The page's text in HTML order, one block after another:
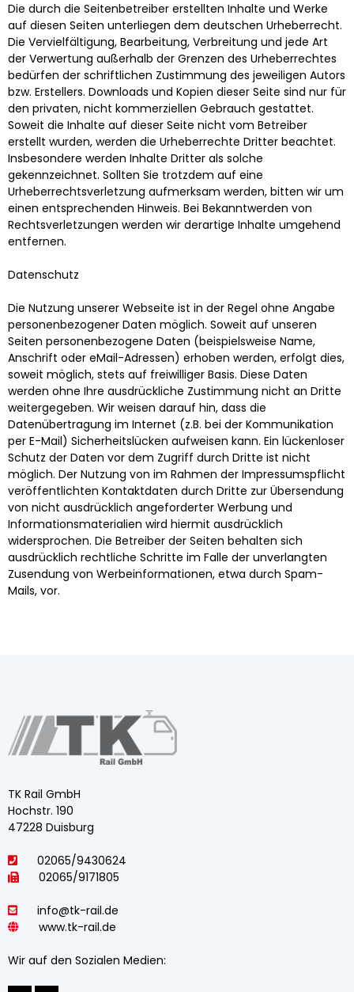
Die durch die Seitenbetreiber erstellten Inhalte und Werke
auf diesen Seiten unterliegen dem deutschen Urheberrecht.
Die Vervielfältigung, Bearbeitung, Verbreitung und jede Art
der Verwertung außerhalb der Grenzen des Urheberrechtes
bedürfen der schriftlichen Zustimmung des jeweiligen Autors
bzw. Erstellers. Downloads und Kopien dieser Seite sind nur für
den privaten, nicht kommerziellen Gebrauch gestattet.
Soweit die Inhalte auf dieser Seite nicht vom Betreiber
erstellt wurden, werden die Urheberrechte Dritter beachtet.
Insbesondere werden Inhalte Dritter als solche
gekennzeichnet. Sollten Sie trotzdem auf eine
Urheberrechtsverletzung aufmerksam werden, bitten wir um
einen entsprechenden Hinweis. Bei Bekanntwerden von
Rechtsverletzungen werden wir derartige Inhalte umgehend
entfernen.
Datenschutz
Die Nutzung unserer Webseite ist in der Regel ohne Angabe
personenbezogener Daten möglich. Soweit auf unseren
Seiten personenbezogene Daten (beispielsweise Name,
Anschrift oder eMail-Adressen) erhoben werden, erfolgt dies,
soweit möglich, stets auf freiwilliger Basis. Diese Daten
werden ohne Ihre ausdrückliche Zustimmung nicht an Dritte
weitergegeben. Wir weisen darauf hin, dass die
Datenübertragung im Internet (z.B. bei der Kommunikation
per E-Mail) Sicherheitslücken aufweisen kann. Ein lückenloser
Schutz der Daten vor dem Zugriff durch Dritte ist nicht
möglich. Der Nutzung von im Rahmen der Impressumspflicht
veröffentlichten Kontaktdaten durch Dritte zur Übersendung
von nicht ausdrücklich angeforderter Werbung und
Informationsmaterialien wird hiermit ausdrücklich
widersprochen. Die Betreiber der Seiten behalten sich
ausdrücklich rechtliche Schritte im Falle der unverlangten
Zusendung von Werbeinformationen, etwa durch Spam-
Mails, vor.
TK Rail GmbH
Hochstr. 190
47228 Duisburg
02065/9430624
02065/9171805
info@tk-rail.de
www.tk-rail.de
Wir auf den Sozialen Medien: